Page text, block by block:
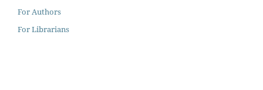
For Authors
For Librarians